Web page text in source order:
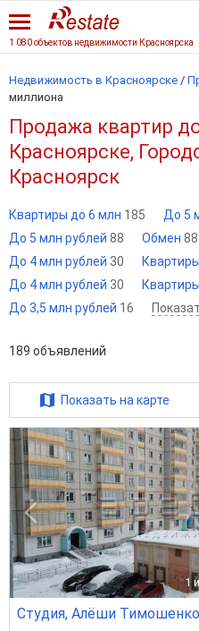
1 080 объектов недвижимости Красноярска
Недвижимость в Красноярске /
миллиона
Продажа квартир
Красноярске,
Красноярск
Квартиры до 6 млн 185 До 5
До 5 млн рублей 88 Обмен 88
До 4 млн рублей 30
До 4 млн рублей 30
До 3,5 млн рублей 16
189 объявлений
Показать на карте
1
Студия, Алёши